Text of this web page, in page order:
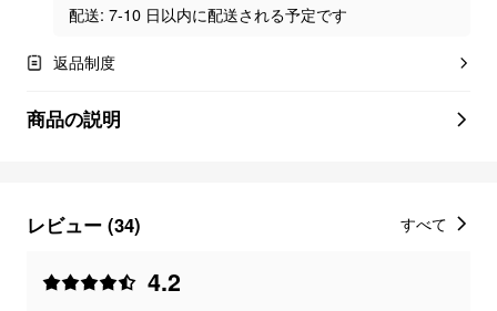
配送: 7-10 日以内に配送される予定です
返品制度
商品の説明
レビュー (34)
4.2
すべて